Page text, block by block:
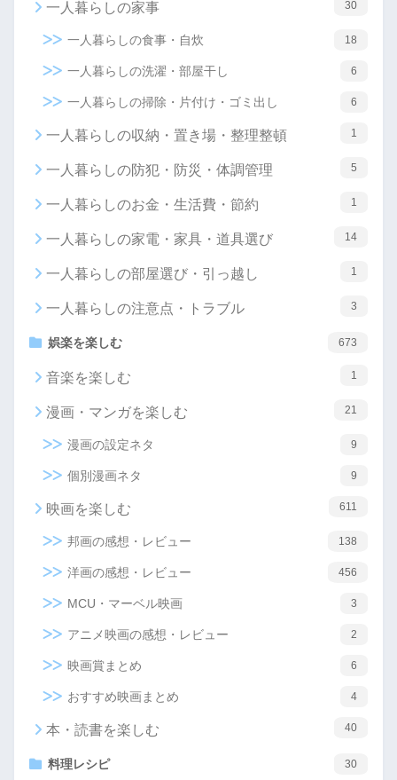
一人暮らしの家事 30
一人暮らしの食事・自炊 18
一人暮らしの洗濯・部屋干し 6
一人暮らしの掃除・片付け・ゴミ出し 6
一人暮らしの収納・置き場・整理整頓 1
一人暮らしの防犯・防災・体調管理 5
一人暮らしのお金・生活費・節約 1
一人暮らしの家電・家具・道具選び 14
一人暮らしの部屋選び・引っ越し 1
一人暮らしの注意点・トラブル 3
娯楽を楽しむ 673
音楽を楽しむ 1
漫画・マンガを楽しむ 21
漫画の設定ネタ 9
個別漫画ネタ 9
映画を楽しむ 611
邦画の感想・レビュー 138
洋画の感想・レビュー 456
MCU・マーベル映画 3
アニメ映画の感想・レビュー 2
映画賞まとめ 6
おすすめ映画まとめ 4
本・読書を楽しむ 40
料理レシピ 30